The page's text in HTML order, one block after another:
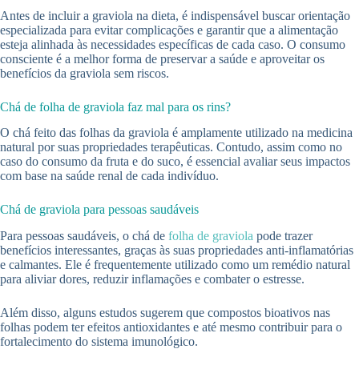
Antes de incluir a graviola na dieta, é indispensável buscar orientação
especializada para evitar complicações e garantir que a alimentação
esteja alinhada às necessidades específicas de cada caso. O consumo
consciente é a melhor forma de preservar a saúde e aproveitar os
benefícios da graviola sem riscos.
Chá de folha de graviola faz mal para os rins?
O chá feito das folhas da graviola é amplamente utilizado na medicina
natural por suas propriedades terapêuticas. Contudo, assim como no
caso do consumo da fruta e do suco, é essencial avaliar seus impactos
com base na saúde renal de cada indivíduo.
Chá de graviola para pessoas saudáveis
Para pessoas saudáveis, o chá de folha de graviola pode trazer
benefícios interessantes, graças às suas propriedades anti-inflamatórias
e calmantes. Ele é frequentemente utilizado como um remédio natural
para aliviar dores, reduzir inflamações e combater o estresse.
Além disso, alguns estudos sugerem que compostos bioativos nas
folhas podem ter efeitos antioxidantes e até mesmo contribuir para o
fortalecimento do sistema imunológico.